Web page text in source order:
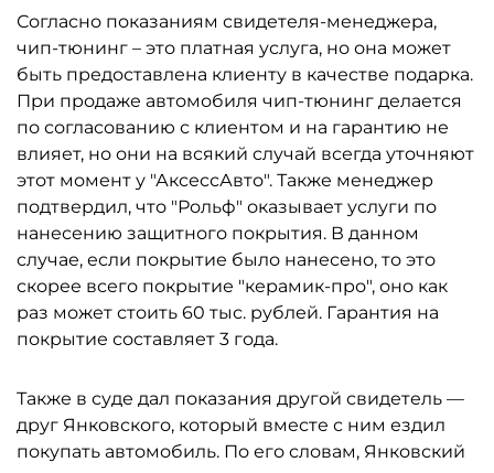
Согласно показаниям свидетеля-менеджера,
чип-тюнинг – это платная услуга, но она может
быть предоставлена клиенту в качестве подарка.
При продаже автомобиля чип-тюнинг делается
по согласованию с клиентом и на гарантию не
влияет, но они на всякий случай всегда уточняют
этот момент у "АксессАвто". Также менеджер
подтвердил, что "Рольф" оказывает услуги по
нанесению защитного покрытия. В данном
случае, если покрытие было нанесено, то это
скорее всего покрытие "керамик-про", оно как
раз может стоить 60 тыс. рублей. Гарантия на
покрытие составляет 3 года.
Также в суде дал показания другой свидетель —
друг Янковского, который вместе с ним ездил
покупать автомобиль. По его словам, Янковский